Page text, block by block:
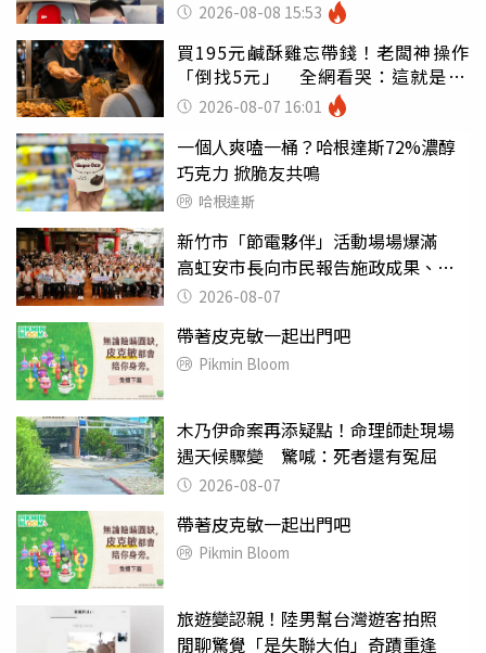
別亂喝
2026-08-08 15:53
買195元鹹酥雞忘帶錢！老闆神操作
「倒找5元」 全網看哭：這就是台
灣 2026-08-07 16:01
一個人爽嗑一桶？哈根達斯72%濃醇
巧克力 掀脆友共鳴
哈根達斯
新竹市「節電夥伴」活動場場爆滿
高虹安市長向市民報告施政成果、傾
聽地方建議
2026-08-07
帶著皮克敏一起出門吧
Pikmin Bloom
木乃伊命案再添疑點！命理師赴現場
遇天候驟變 驚喊：死者還有冤屈
2026-08-07
帶著皮克敏一起出門吧
Pikmin Bloom
旅遊變認親！陸男幫台灣遊客拍照
閒聊驚覺「是失聯大伯」奇蹟重逢